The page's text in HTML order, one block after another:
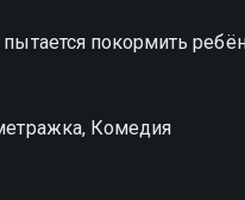
покормить
Комедия